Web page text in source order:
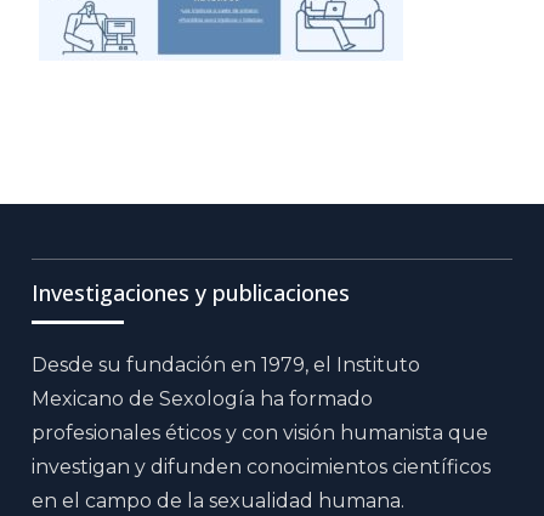
Investigaciones y publicaciones
Desde su fundación en 1979, el Instituto
Mexicano de Sexología ha formado
profesionales éticos y con visión humanista que
investigan y difunden conocimientos científicos
en el campo de la sexualidad humana.